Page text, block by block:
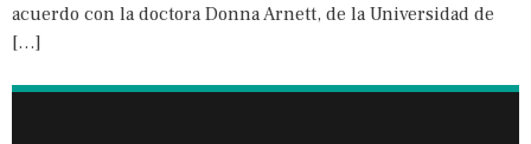
acuerdo con la doctora Donna Arnett, de la Universidad de
[…]